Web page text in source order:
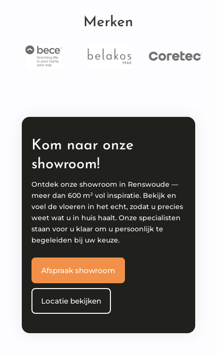
Merken
Kom naar onze
showroom!
Ontdek onze showroom in Renswoude —
meer dan 600 m² vol inspiratie. Bekijk en
voel de vloeren in het echt, zodat u precies
weet wat u in huis haalt. Onze specialisten
staan voor u klaar om u persoonlijk te
begeleiden bij uw keuze.
Afspraak showroom
Locatie bekijken